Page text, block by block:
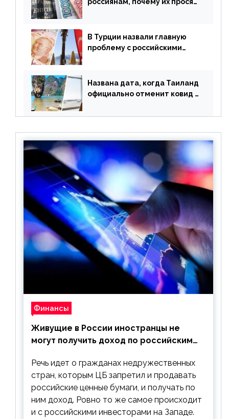
В Турции назвали главную
проблему с российскими
Названа дата, когда Таиланд
официально отменит ковид и
Финансы
Живущие в России иностранцы не
могут получить доход по российским
Речь идет о гражданах недружественных
стран, которым ЦБ запретил и продавать
российские ценные бумаги, и получать по
ним доход. Ровно то же самое происходит
и с российскими инвесторами на Западе.